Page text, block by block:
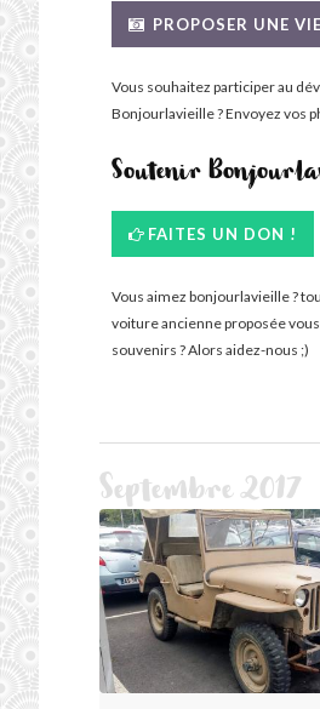
PROPOSER UNE
Vous souhaitez participer au
Bonjourlavieille ? Envoyez vos
Soutenir
FAITES UN DON !
Vous aimez bonjourlavieille ?
voiture ancienne proposée
souvenirs ? Alors aidez-nous ;)
Septembre 2017